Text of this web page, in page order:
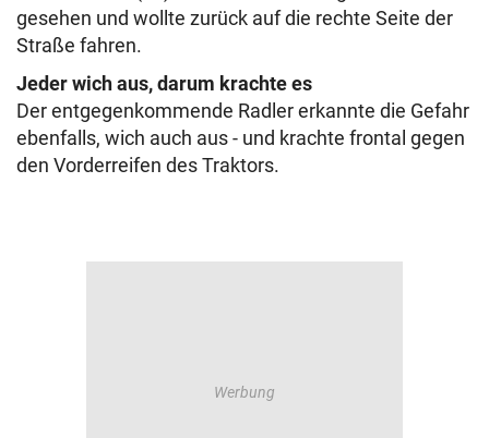
gesehen und wollte zurück auf die rechte Seite der
Straße fahren.
Jeder wich aus, darum krachte es
Der entgegenkommende Radler erkannte die Gefahr
ebenfalls, wich auch aus - und krachte frontal gegen
den Vorderreifen des Traktors.